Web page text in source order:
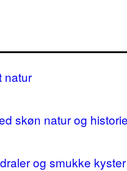
natur
skøn natur og historie
og smukke kyster